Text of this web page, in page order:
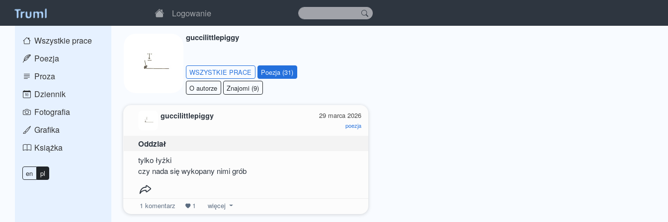
Logowanie
Wszystkie prace
Poezja
Proza
Dziennik
Fotografia
Grafika
Książka
en pl
guccilittlepiggy
WSZYSTKIE PRACE
Poezja (31)
O autorze
Znajomi (9)
29 marca 2026
poezja
guccilittlepiggy
Oddział
tylko łyżki
czy nada się wykopany nimi grób
1 komentarz 1 więcej